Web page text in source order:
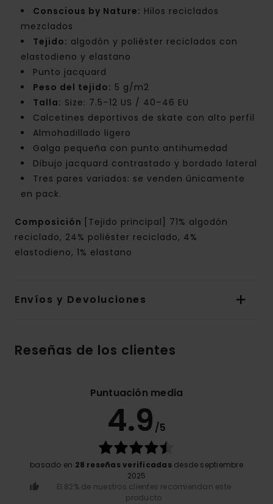
Conscious by Nature: Hilos reciclados
mezclados
Tejido: algodón y poliéster reciclados con
elastodieno y elastano
Punto jacquard
Peso del tejido: 5 g/m2
Talla: Size: 7.5–12 US / 40–46 EU
Calcetines deportivos de skate con alto perfil
Almohadillado ligero
Galga pequeña con punto antihumedad
Dibujo jacquard contrastado y bordado lateral
Tres pares variados: se venden únicamente
en pack.
Composición
[Tejido principal] 71% algodón
reciclado, 24% poliéster reciclado, 4%
elastodieno, 1% elastano
Envíos y Devoluciones
Reseñas de los clientes
Puntuación media
4.9 /5
basado en 28 reseñas verificadas desde septiembre
2025
El 82% de nuestros clientes recomiendan este
producto